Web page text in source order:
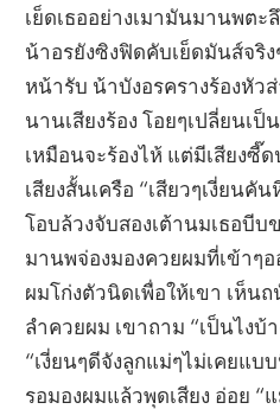
เย็ดเธออย่างเมามันมานพตะ
น้าอรยังซิงฟิดคับเย็ดมันส์จริ
หน้ารับ น้าบังอรครางร้องหัว
นานเสียงร้อง โอยๆเปลี่ยนเป็
เหมือนจะร้องไห้ แต่มีเสียงซี๊
เสียงสั้นเครือ “เสียวๆเงี่ยนคั
โอบล้วงจับสองเต้านมเธอบี
มานพจ่องมองควยผมที่เข้าๆ
ผมโก่งตัวนิดเพื่อให้เขา เห็น
ลำควยผม เขาถาม “เป็นไงบ้
“เงี่ยนๆดีจังลูกแม่ๆไม่เคยแบ
รอมองผมแล้วพุดเสียง อ่อย